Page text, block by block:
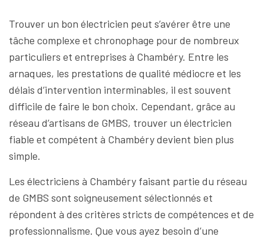
Trouver un bon électricien peut s’avérer être une
tâche complexe et chronophage pour de nombreux
particuliers et entreprises à Chambéry. Entre les
arnaques, les prestations de qualité médiocre et les
délais d’intervention interminables, il est souvent
difficile de faire le bon choix. Cependant, grâce au
réseau d’artisans de GMBS, trouver un électricien
fiable et compétent à Chambéry devient bien plus
simple.
Les électriciens à Chambéry faisant partie du réseau
de GMBS sont soigneusement sélectionnés et
répondent à des critères stricts de compétences et de
professionnalisme. Que vous ayez besoin d’une